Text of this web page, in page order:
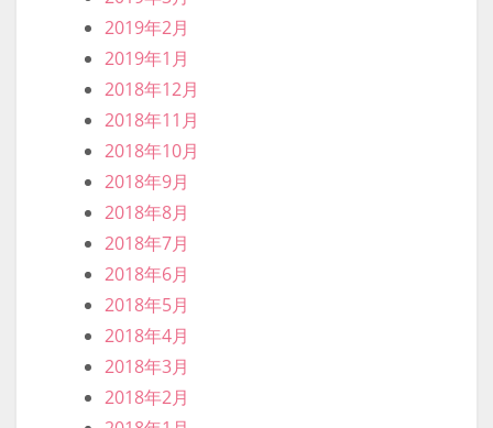
2020年5月
2020年4月
2020年3月
2020年2月
2020年1月
2019年12月
2019年11月
2019年10月
2019年9月
2019年8月
2019年7月
2019年6月
2019年5月
2019年4月